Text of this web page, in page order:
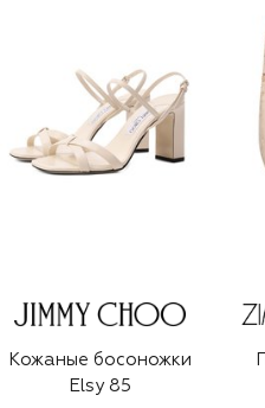
Кожаные босоножки
Elsy 85